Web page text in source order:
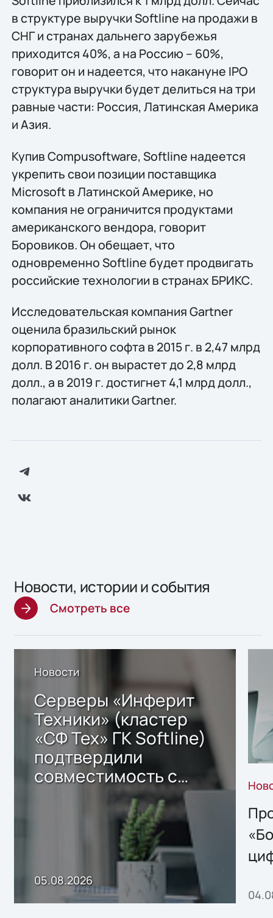
в структуре выручки Softline на продажи в
СНГ и странах дальнего зарубежья
приходится 40%, а на Россию – 60%,
говорит он и надеется, что накануне IPO
структура выручки будет делиться на три
равные части: Россия, Латинская Америка
и Азия.
Купив Compusoftware, Softline надеется
укрепить свои позиции поставщика
Microsoft в Латинской Америке, но
компания не ограничится продуктами
американского вендора, говорит
Боровиков. Он обещает, что
одновременно Softline будет продвигать
российские технологии в странах БРИКС.
Исследовательская компания Gartner
оценила бразильский рынок
корпоративного софта в 2015 г. в 2,47 млрд
долл. В 2016 г. он вырастет до 2,8 млрд
долл., а в 2019 г. достигнет 4,1 млрд долл.,
полагают аналитики Gartner.
Новости, истории и события
Смотреть все
Новости
Серверы «Инферит
Техники» (кластер
«СФ Тех» ГК Softline)
подтвердили
совместимость с
решением Sharx
Storage 2.x для
хранения данных
05.08.2026